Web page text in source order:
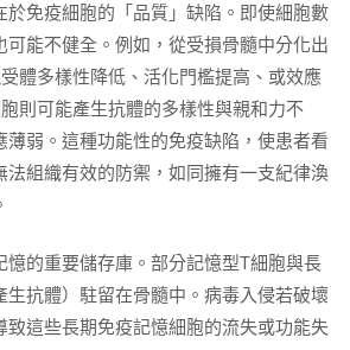
於免疫細胞的「品質」缺陷。即使細胞數
可能不健全。例如，從受損骨髓中分化出
體多樣性降低、活化門檻提高、或效應
則可能產生抗體的多樣性與親和力不
薄弱。這種功能性的免疫缺陷，使患者看
法組織有效的防禦，如同擁有一支紀律渙
憶的重要儲存庫。部分記憶型T細胞與長
生抗體）駐留在骨髓中。病毒入侵若破壞
致這些長期免疫記憶細胞的流失或功能失